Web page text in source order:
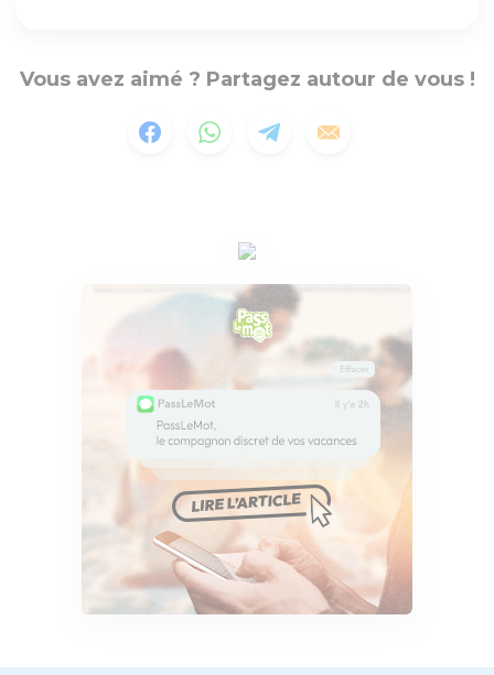
Vous avez aimé ? Partagez autour de vous !